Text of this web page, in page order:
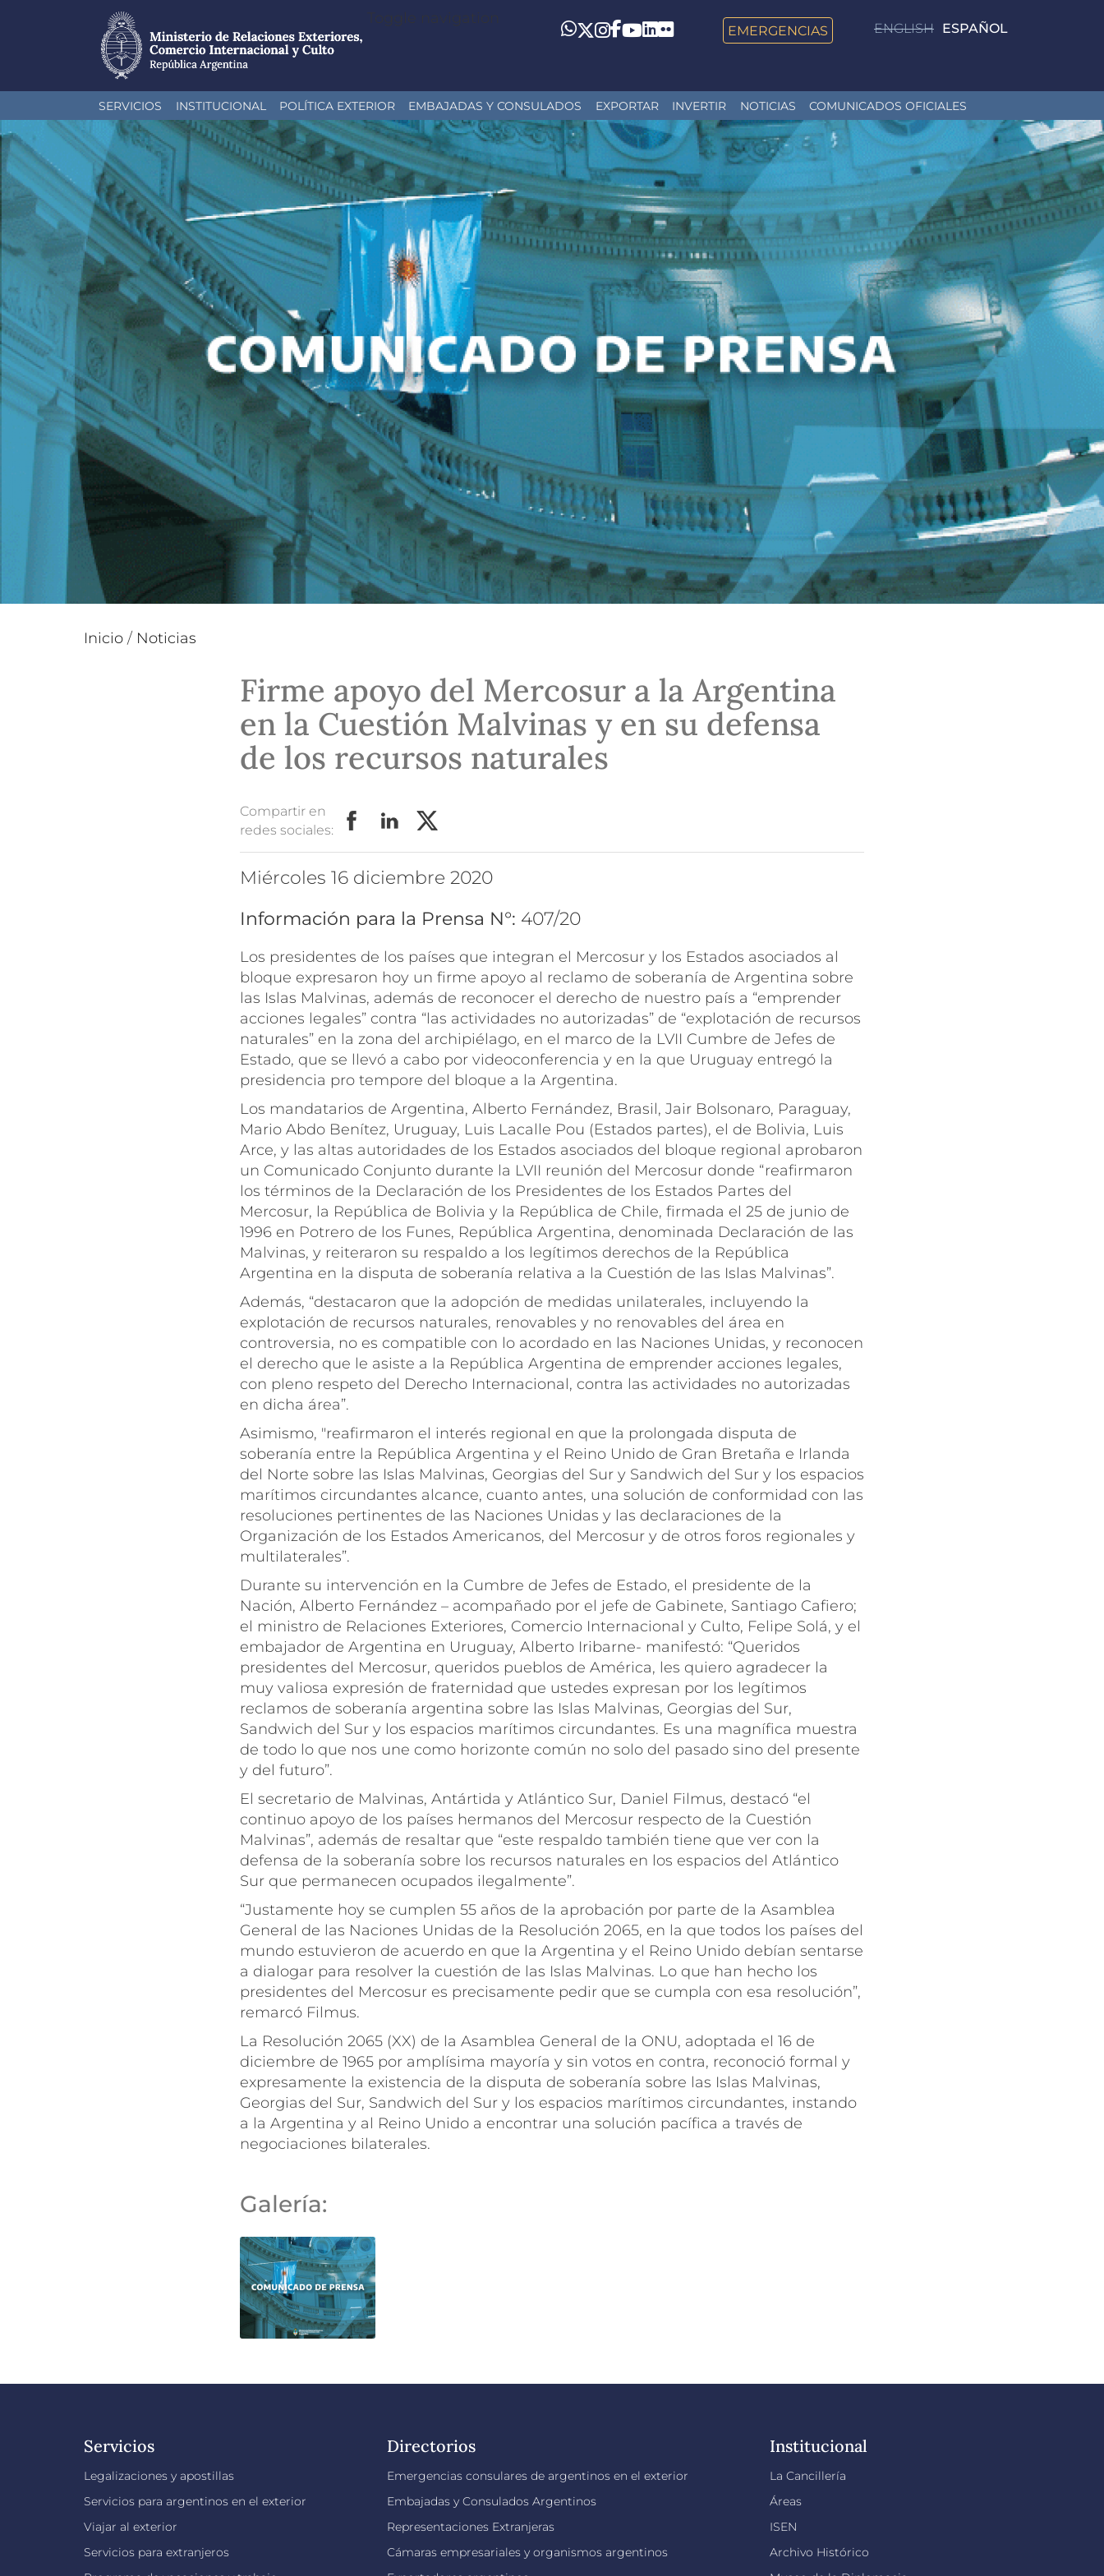
al
contenido
principal
Toggle navigation
ENGLISH ESPAÑOL
Whatsapp
Twitter
Instagram
Facebook
YouTube
LinkedIn
Flickr EMERGENCIAS
SERVICIOS INSTITUCIONAL POLÍTICA EXTERIOR EMBAJADAS Y CONSULADOS EXPORTAR INVERTIR NOTICIAS COMUNICADOS OFICIALES
Inicio / Noticias
Firme apoyo del Mercosur a la Argentina
en la Cuestión Malvinas y en su defensa
de los recursos naturales
Compartir en
redes sociales:
miércoles 16 diciembre 2020
Información para la Prensa N°: 407/20
Los presidentes de los países que integran el Mercosur y los Estados asociados al
bloque expresaron hoy un firme apoyo al reclamo de soberanía de Argentina sobre
las Islas Malvinas, además de reconocer el derecho de nuestro país a “emprender
acciones legales” contra “las actividades no autorizadas” de “explotación de recursos
naturales” en la zona del archipiélago, en el marco de la LVII Cumbre de Jefes de
Estado, que se llevó a cabo por videoconferencia y en la que Uruguay entregó la
presidencia pro tempore del bloque a la Argentina.
Los mandatarios de Argentina, Alberto Fernández, Brasil, Jair Bolsonaro, Paraguay,
Mario Abdo Benítez, Uruguay, Luis Lacalle Pou (Estados partes), el de Bolivia, Luis
Arce, y las altas autoridades de los Estados asociados del bloque regional aprobaron
un Comunicado Conjunto durante la LVII reunión del Mercosur donde “reafirmaron
los términos de la Declaración de los Presidentes de los Estados Partes del
Mercosur, la República de Bolivia y la República de Chile, firmada el 25 de junio de
1996 en Potrero de los Funes, República Argentina, denominada Declaración de las
Malvinas, y reiteraron su respaldo a los legítimos derechos de la República
Argentina en la disputa de soberanía relativa a la Cuestión de las Islas Malvinas”.
Además, “destacaron que la adopción de medidas unilaterales, incluyendo la
explotación de recursos naturales, renovables y no renovables del área en
controversia, no es compatible con lo acordado en las Naciones Unidas, y reconocen
el derecho que le asiste a la República Argentina de emprender acciones legales,
con pleno respeto del Derecho Internacional, contra las actividades no autorizadas
en dicha área”.
Asimismo, "reafirmaron el interés regional en que la prolongada disputa de
soberanía entre la República Argentina y el Reino Unido de Gran Bretaña e Irlanda
del Norte sobre las Islas Malvinas, Georgias del Sur y Sandwich del Sur y los espacios
marítimos circundantes alcance, cuanto antes, una solución de conformidad con las
resoluciones pertinentes de las Naciones Unidas y las declaraciones de la
Organización de los Estados Americanos, del Mercosur y de otros foros regionales y
multilaterales”.
Durante su intervención en la Cumbre de Jefes de Estado, el presidente de la
Nación, Alberto Fernández – acompañado por el jefe de Gabinete, Santiago Cafiero;
el ministro de Relaciones Exteriores, Comercio Internacional y Culto, Felipe Solá, y el
embajador de Argentina en Uruguay, Alberto Iribarne- manifestó: “Queridos
presidentes del Mercosur, queridos pueblos de América, les quiero agradecer la
muy valiosa expresión de fraternidad que ustedes expresan por los legítimos
reclamos de soberanía argentina sobre las Islas Malvinas, Georgias del Sur,
Sandwich del Sur y los espacios marítimos circundantes. Es una magnífica muestra
de todo lo que nos une como horizonte común no solo del pasado sino del presente
y del futuro”.
El secretario de Malvinas, Antártida y Atlántico Sur, Daniel Filmus, destacó “el
continuo apoyo de los países hermanos del Mercosur respecto de la Cuestión
Malvinas”, además de resaltar que “este respaldo también tiene que ver con la
defensa de la soberanía sobre los recursos naturales en los espacios del Atlántico
Sur que permanecen ocupados ilegalmente”.
“Justamente hoy se cumplen 55 años de la aprobación por parte de la Asamblea
General de las Naciones Unidas de la Resolución 2065, en la que todos los países del
mundo estuvieron de acuerdo en que la Argentina y el Reino Unido debían sentarse
a dialogar para resolver la cuestión de las Islas Malvinas. Lo que han hecho los
presidentes del Mercosur es precisamente pedir que se cumpla con esa resolución”,
remarcó Filmus.
La Resolución 2065 (XX) de la Asamblea General de la ONU, adoptada el 16 de
diciembre de 1965 por amplísima mayoría y sin votos en contra, reconoció formal y
expresamente la existencia de la disputa de soberanía sobre las Islas Malvinas,
Georgias del Sur, Sandwich del Sur y los espacios marítimos circundantes, instando
a la Argentina y al Reino Unido a encontrar una solución pacífica a través de
negociaciones bilaterales.
Galería:
Servicios
Legalizaciones y apostillas
Servicios para argentinos en el exterior
Viajar al exterior
Servicios para extranjeros
Directorios
Emergencias consulares de argentinos en el exterior
Embajadas y Consulados Argentinos
Representaciones Extranjeras
Cámaras empresariales y organismos argentinos
Institucional
La Cancillería
Áreas
ISEN
Archivo Histórico